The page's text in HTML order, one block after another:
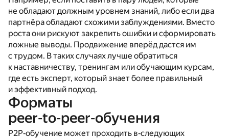
не обладают должным уровнем знаний, либо если два
партнёра обладают схожими заблуждениями. Вместо
роста они рискуют закрепить ошибки и сформировать
ложные выводы. Продвижение вперёд дастся им
с трудом. В таких случаях лучше обратиться
к наставничеству, тренингам или обучающим курсам,
где есть эксперт, который знает более правильный
и эффективный подход.
Форматы
peer‑to‑peer‑обучения
P2P‑обучение может проходить в‑следующих